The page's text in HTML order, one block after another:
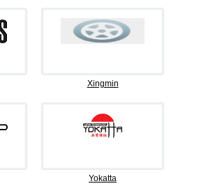
Xingmin
Yokatta